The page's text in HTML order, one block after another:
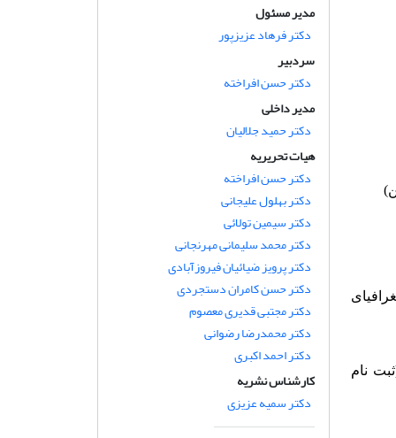
نام
مدیر مسئول
دکتر فرهاد عزیزپور
سردبیر
دکتر حسن افراخته
مدیر داخلی
دکتر حمید جلالیان
هیات تحریریه
دکتر حسن افراخته
دکتر بهلول علیجانی
دکتر سیمین تولائی
دکتر محمد سلیمانی مهرنجانی
دکتر پرویز ضیائیان فیروزآبادی
دکتر حسن کامران دستجردی
دکتر مجتبی قدیری معصوم
دکتر محمدرضا رضوانی
دکتر احمد اکبری
کارشناس نشریه
دکتر سمیه عزیزی